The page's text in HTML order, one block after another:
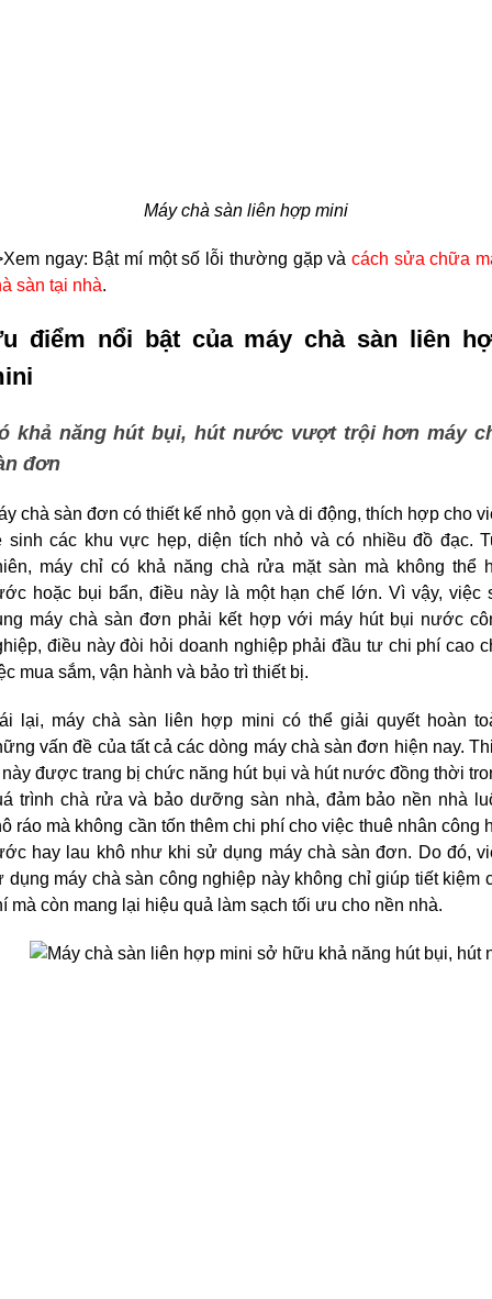
Máy chà sàn liên hợp mini
ngay: Bật mí một số lỗi thường gặp và cách sửa chữa
sàn tại nhà.
điểm nổi bật của máy chà sàn liên
khả năng hút bụi, hút nước vượt trội hơn máy
đơn
chà sàn đơn có thiết kế nhỏ gọn và di động, thích hợp cho
sinh các khu vực hẹp, diện tích nhỏ và có nhiều đồ đạc.
máy chỉ có khả năng chà rửa mặt sàn mà không thể
hoặc bụi bẩn, điều này là một hạn chế lớn. Vì vậy, việc
máy chà sàn đơn phải kết hợp với máy hút bụi nước
điều này đòi hỏi doanh nghiệp phải đầu tư chi phí cao
mua sắm, vận hành và bảo trì thiết bị.
lại, máy chà sàn liên hợp mini có thể giải quyết hoàn
vấn đề của tất cả các dòng máy chà sàn đơn hiện nay.
được trang bị chức năng hút bụi và hút nước đồng thời
trình chà rửa và bảo dưỡng sàn nhà, đảm bảo nền nhà
ráo mà không cần tốn thêm chi phí cho việc thuê nhân công
hay lau khô như khi sử dụng máy chà sàn đơn. Do đó,
dụng máy chà sàn công nghiệp này không chỉ giúp tiết kiệm
mà còn mang lại hiệu quả làm sạch tối ưu cho nền nhà.